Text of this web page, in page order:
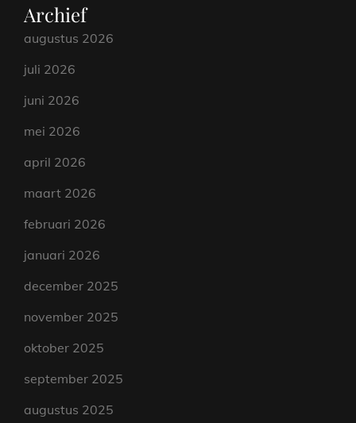
Archief
augustus 2026
juli 2026
juni 2026
mei 2026
april 2026
maart 2026
februari 2026
januari 2026
december 2025
november 2025
oktober 2025
september 2025
augustus 2025